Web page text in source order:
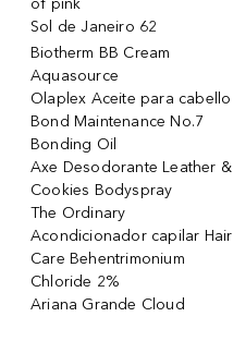
of pink
Sol de Janeiro 62
Biotherm BB Cream
Aquasource
Olaplex Aceite para cabello
Bond Maintenance No.7
Bonding Oil
Axe Desodorante Leather &
Cookies Bodyspray
The Ordinary
Acondicionador capilar Hair
Care Behentrimonium
Chloride 2%
Ariana Grande Cloud